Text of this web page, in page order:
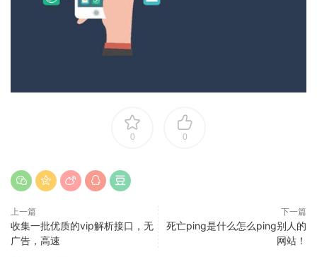
0 0
上一篇
收集一批优质的vip解析接口，无
广告，高速
下一篇
死亡ping是什么怎么ping别人的
网站！